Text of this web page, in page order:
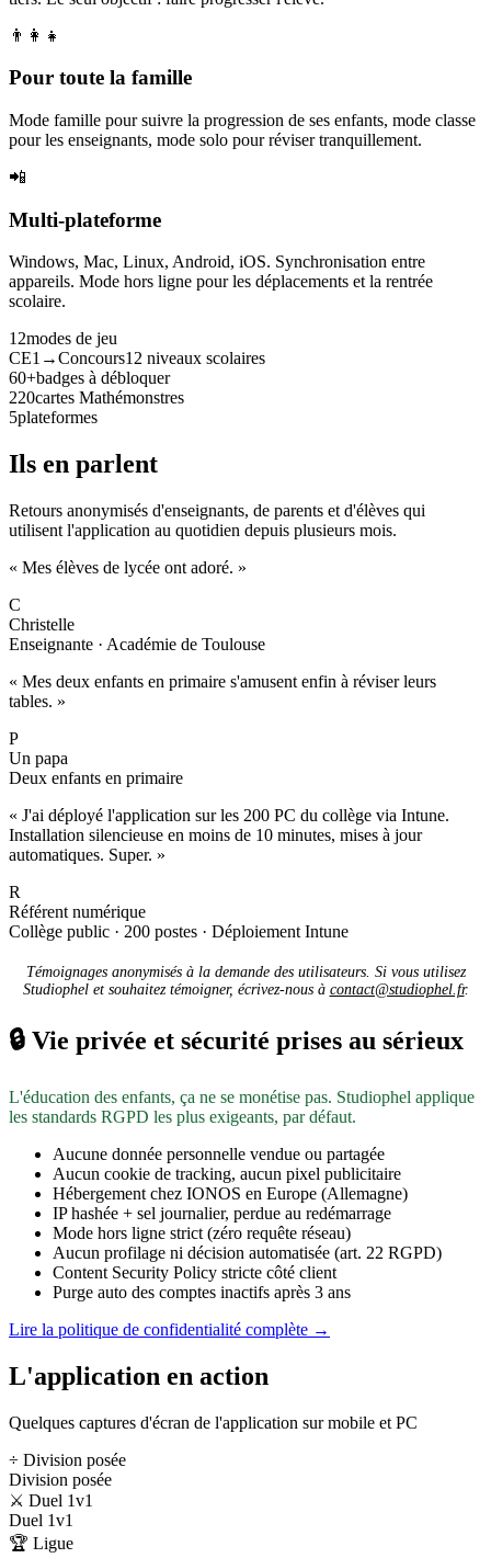
👨‍👩‍👧
Pour toute la famille
Mode famille pour suivre la progression de ses enfants, mode classe
pour les enseignants, mode solo pour réviser tranquillement.
📲
Multi-plateforme
Windows, Mac, Linux, Android, iOS. Synchronisation entre
appareils. Mode hors ligne pour les déplacements et la rentrée
scolaire.
12modes de jeu
CE1→Concours12 niveaux scolaires
60+badges à débloquer
220cartes Mathémonstres
5plateformes
Ils en parlent
Retours anonymisés d'enseignants, de parents et d'élèves qui
utilisent l'application au quotidien depuis plusieurs mois.
« Mes élèves de lycée ont adoré. »
C
Christelle
Enseignante · Académie de Toulouse
« Mes deux enfants en primaire s'amusent enfin à réviser leurs
tables. »
P
Un papa
Deux enfants en primaire
« J'ai déployé l'application sur les 200 PC du collège via Intune.
Installation silencieuse en moins de 10 minutes, mises à jour
automatiques. Super. »
R
Référent numérique
Collège public · 200 postes · Déploiement Intune
Témoignages anonymisés à la demande des utilisateurs. Si vous utilisez
Studiophel et souhaitez témoigner, écrivez-nous à contact@studiophel.fr.
🔒 Vie privée et sécurité prises au sérieux
L'éducation des enfants, ça ne se monétise pas. Studiophel applique
les standards RGPD les plus exigeants, par défaut.
Aucune donnée personnelle vendue ou partagée
Aucun cookie de tracking, aucun pixel publicitaire
Hébergement chez IONOS en Europe (Allemagne)
IP hashée + sel journalier, perdue au redémarrage
Mode hors ligne strict (zéro requête réseau)
Aucun profilage ni décision automatisée (art. 22 RGPD)
Content Security Policy stricte côté client
Purge auto des comptes inactifs après 3 ans
Lire la politique de confidentialité complète →
L'application en action
Quelques captures d'écran de l'application sur mobile et PC
÷ Division posée
Division posée
⚔️ Duel 1v1
Duel 1v1
🏆 Ligue